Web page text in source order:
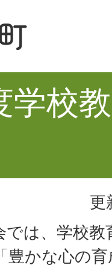
学校
更
では、学校
豊かな心の